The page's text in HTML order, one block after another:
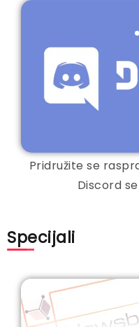
Pridružite se
Discord
Specijali